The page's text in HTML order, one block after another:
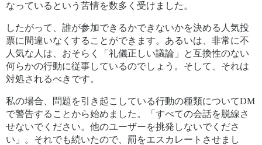
なっているという苦情を数多く受けました。
したがって、誰が参加できるかできないかを決める人気投
票に間違いなくすることができます。あるいは、非常に不
人気な人は、おそらく「礼儀正しい議論」と互換性のない
何らかの行動に従事しているのでしょう。そして、それは
対処されるべきです。
私の場合、問題を引き起こしている行動の種類についてDM
で警告することから始めました。「すべての会話を脱線さ
せないでください。他のユーザーを挑発しないでくださ
い」。それでも続いたので、罰をエスカレートさせまし